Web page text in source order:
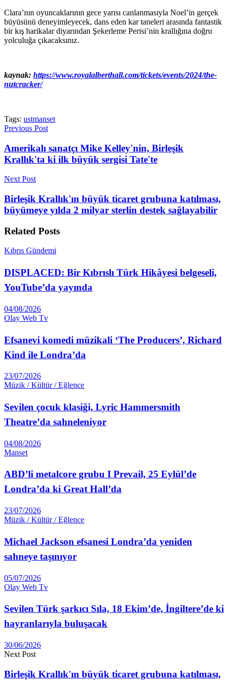
Clara’nın oyuncaklarının gece yarısı canlanmasıyla Noel’in gerçek
büyüsünü deneyimleyecek, dans eden kar taneleri arasında fantastik
bir kış harikalar diyarından Şekerleme Perisi’nin krallığına doğru
yolculuğa çıkacaksınız.
kaynak: https://www.royalalberthall.com/tickets/events/2024/the-
nutcracker/
Tags: ustmanset
Previous Post
Amerikalı sanatçı Mike Kelley'nin, Birleşik
Krallık'ta ki ilk büyük sergisi Tate'te
Next Post
Birleşik Krallık'ın büyük ticaret grubuna katılması,
büyümeye yılda 2 milyar sterlin destek sağlayabilir
Related Posts
Kıbrıs Gündemi
DISPLACED: Bir Kıbrıslı Türk Hikâyesi belgeseli,
YouTube’da yayında
04/08/2026
Olay Web Tv
Efsanevi komedi müzikali ‘The Producers’, Richard
Kind ile Londra’da
23/07/2026
Müzik / Kültür / Eğlence
Sevilen çocuk klasiği, Lyric Hammersmith
Theatre’da sahneleniyor
04/08/2026
Manset
ABD’li metalcore grubu I Prevail, 25 Eylül’de
Londra’da ki Great Hall’da
23/07/2026
Müzik / Kültür / Eğlence
Michael Jackson efsanesi Londra’da yeniden
sahneye taşınıyor
05/07/2026
Olay Web Tv
Sevilen Türk şarkıcı Sıla, 18 Ekim’de, İngiltere’de ki
hayranlarıyla buluşacak
30/06/2026
Next Post
Birleşik Krallık'ın büyük ticaret grubuna katılması,